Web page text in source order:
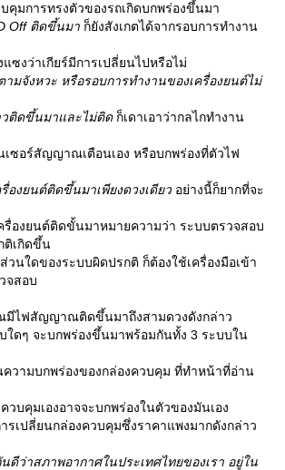
คุมการทรงตัวของรถเกิดบกพร่องขึ้นมา
Off ติดขึ้นมา ก็ยังสังเกตได้จากรอบการทำงาน
แซงว่าเกียร์มีการเปลี่ยนไปหรือไม่
ามจังหวะ หรือรอบการทำงานของเครื่องยนต์ไม่
วติดขึ้นมาและไม่ติดก็เดาเอาว่ากลไกทำงาน
ซอร์สัญญาณเตือนเอง หรือบกพร่องที่ตัวไฟ
งยนต์ติดขึ้นมาเพียงดวงเดียวอย่างนี้ก็ยากที่จะ
รื่องยนต์ติดขั้นมาหมายความว่า ระบบตรวจสอบ
ติเกิดขึ้น
วนใดของระบบผิดปรกติ ก็ต้องใช้เครื่องมือเข้า
จสอบ
มีไฟสัญญาณติดขึ้นมาถึงสามดวงดังกล่าว
ใดๆ จะบกพร่องขึ้นมาพร้อมกันทั้ง 3 ระบบใน
ความบกพร่องของกล่องควบคุม ที่ทำหน้าที่อ่าน
วบคุมเองอาจจะบกพร่องในตัวของมันเอง
รเปลี่ยนกล่องควบคุมซึ่งราคาแพงมากดังกล่าว
ว่าสภาพอากาศในประเทศไทยของเรา อยู่ใน